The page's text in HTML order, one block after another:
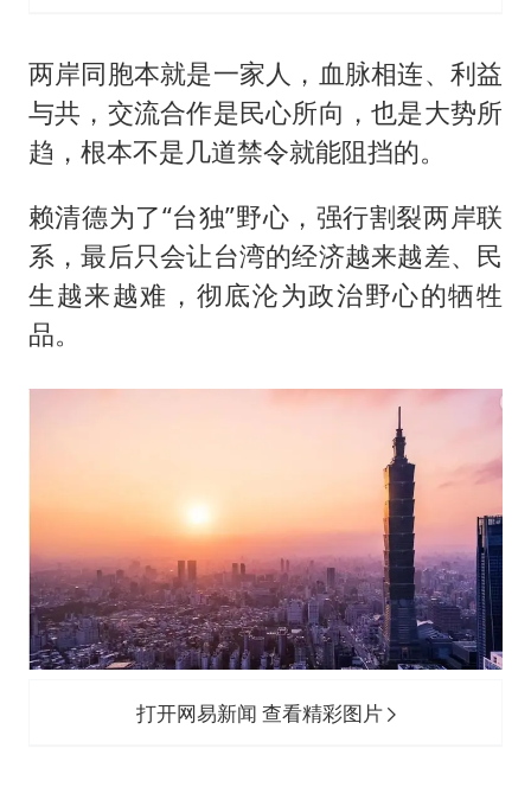
两岸同胞本就是一家人，血脉相连、利益
与共，交流合作是民心所向，也是大势所
趋，根本不是几道禁令就能阻挡的。
赖清德为了“台独”野心，强行割裂两岸联
系，最后只会让台湾的经济越来越差、民
生越来越难，彻底沦为政治野心的牺牲
品。
打开网易新闻 查看精彩图片